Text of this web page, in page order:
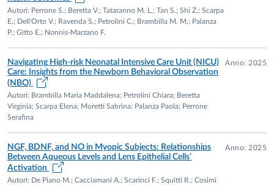
Partecipazione: Project Leader. € 3.450.000
• National Recovery and Resilience Plan (NRRP) -Ministry of
University and Research (MUR): MNESYS-A Multiscale
approach to the study of the nervous system in health and
Responsabile (PI) Task 4.1: Impact of the social and physical
environment on early development and disease susceptibility.
26 €240.000.
• EU-COST CA24168- “European Initiative to Enhance the
SABV Policy in Preclinical Biomedical Research” (EUSABV).
del Core-Group e MC.
Conclusi:
• Programma Nazionale di Ricerca in Antartide:
– TEARplay - Tear-film Evolution in Antarctic Region:
Autori: Perrone S.; Beretta V.; Tataranno M. L.; Tan S.; Shi Z.; Scarpa
E.; Dell'Orto V.; Ravenda S.; Petrolini C.; Brambilla M. M.; Palanza
P.; Gitto E.; Nonnis-Marzano F.
Navigating High-risk Neonatal Intensive Care Unit (NICU)
Care: Insights from the Newborn Behavioral Observation
(NBO)
Autori: Brambilla Maria Maddalena; Petrolini Chiara; Beretta
Virginia; Scarpa Elena; Moretti Sabrina; Palanza Paola; Perrone
Serafina
Anno: 2025
NGF, BDNF, and NO in Myopic Subjects: Relationships
Between Aqueous Levels and Lens Epithelial Cells’
Activation
Autori: De Piano M.; Cacciamani A.; Scarinci F.; Squitti R.; Cosimi
Anno: 2025